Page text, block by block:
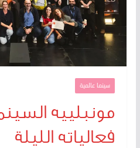
سينما عالمية
مونبلييه
فعالياته الليلة